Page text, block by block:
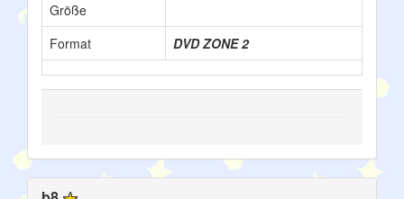
Größe
Format
DVD ZONE 2